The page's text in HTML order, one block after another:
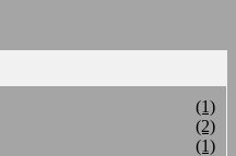
(1)
(2)
(1)